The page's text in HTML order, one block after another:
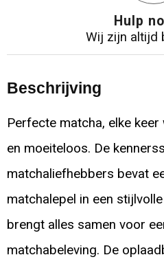
Hulp
Wij zijn altijd
Beschrijving
Perfecte matcha, elke keer
en moeiteloos. De
matchaliefhebbers bevat
matchalepel in een
brengt alles samen voor
matchabeleving. De